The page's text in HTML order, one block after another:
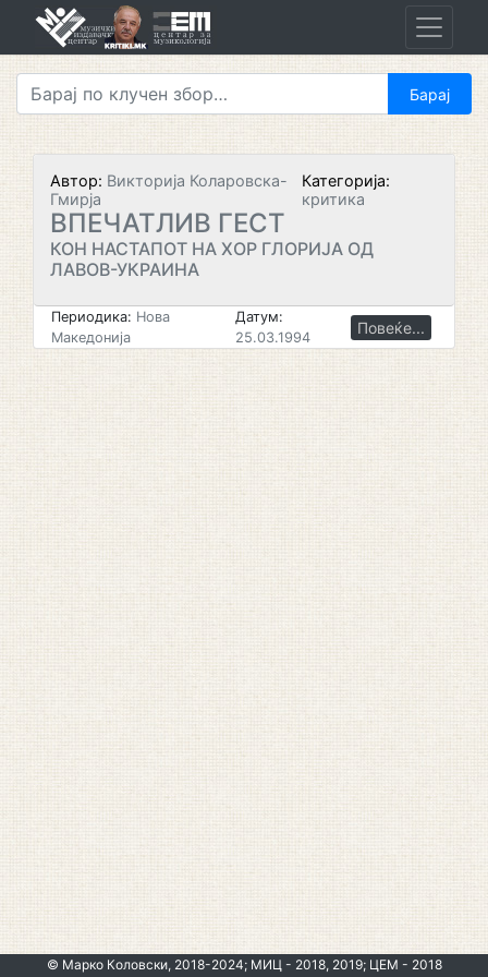
Автор: Викторија Коларовска-
Гмирја
Категорија:
критика
ВПЕЧАТЛИВ ГЕСТ
КОН НАСТАПОТ НА ХОР ГЛОРИЈА ОД
ЛАВОВ-УКРАИНА
Периодика: Нова
Македонија
Датум:
25.03.1994
Повеќе...
© Марко Коловски, 2018-2024; МИЦ - 2018, 2019; ЦЕМ - 2018